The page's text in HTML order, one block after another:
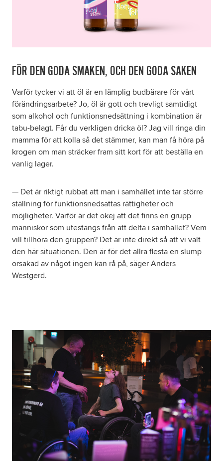
FÖR DEN GODA SMAKEN, OCH DEN GODA SAKEN
Varför tycker vi att öl är en lämplig budbärare för vårt
förändringsarbete? Jo, öl är gott och trevligt samtidigt
som alkohol och funktionsnedsättning i kombination är
tabu-belagt. Får du verkligen dricka öl? Jag vill ringa din
mamma för att kolla så det stämmer, kan man få höra på
krogen om man sträcker fram sitt kort för att beställa en
vanlig lager.
— Det är riktigt rubbat att man i samhället inte tar större
ställning för funktionsnedsattas rättigheter och
möjligheter. Varför är det okej att det finns en grupp
människor som utestängs från att delta i samhället? Vem
vill tillhöra den gruppen? Det är inte direkt så att vi valt
den här situationen. Den är för det allra flesta en slump
orsakad av något ingen kan rå på, säger Anders
Westgerd.